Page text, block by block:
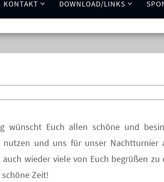
KONTAKT DOWNLOAD/LINKS
wünscht Euch allen schöne und
und uns für unser Nachtturnier
wieder viele von Euch begrüßen zu
Zeit!